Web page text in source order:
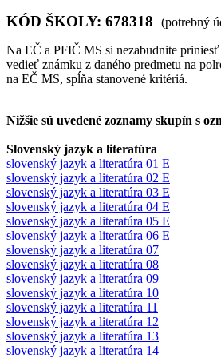
KÓD ŠKOLY: 678318 (potrebný
Na EČ a PFIČ MS si nezabudnite
vedieť známku z daného predmetu na
na EČ MS, spĺňa stanovené kritériá.
Nižšie sú uvedené zoznamy skupín s
Slovenský jazyk a literatúra
slovenský jazyk a literatúra 01 E
slovenský jazyk a literatúra 02 E
slovenský jazyk a literatúra 03 E
slovenský jazyk a literatúra 04 E
slovenský jazyk a literatúra 05 E
slovenský jazyk a literatúra 06 E
slovenský jazyk a literatúra 07
slovenský jazyk a literatúra 08
slovenský jazyk a literatúra 09
slovenský jazyk a literatúra 10
slovenský jazyk a literatúra 11
slovenský jazyk a literatúra 12
slovenský jazyk a literatúra 13
slovenský jazyk a literatúra 14